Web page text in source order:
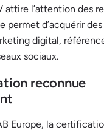
attire l’attention des
permet d’acquérir
digital,
sociaux.
reconnue
Europe, la